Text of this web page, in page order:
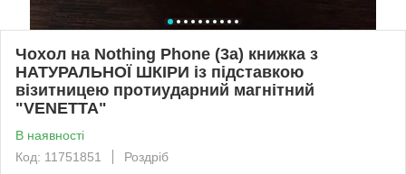
Чохол на Nothing Phone (3a) книжка з
НАТУРАЛЬНОЇ ШКІРИ із підставкою
візитницею протиударний магнітний
"VENETTA"
В наявності
Код: 11751851
Роздріб